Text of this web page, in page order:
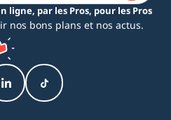
ligne, par les Pros, pour les Pros
nos bons plans et nos actus.